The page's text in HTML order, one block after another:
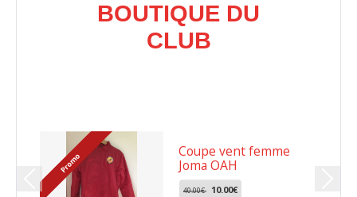
BOUTIQUE DU
CLUB
Promo
Coupe vent femme
Joma OAH
40.00€ 10.00€
Previous